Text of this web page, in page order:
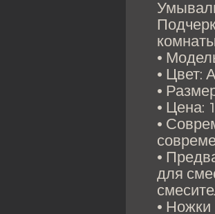
•
• Цвет:
•
• Цена:
•
•
для
•